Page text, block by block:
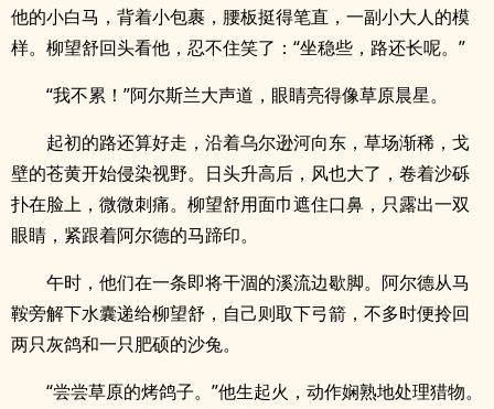
他的小白马，背着小包裹，腰板挺得笔直，一副小大人的模
样。柳望舒回头看他，忍不住笑了：“坐稳些，路还长呢。”
“我不累！”阿尔斯兰大声道，眼睛亮得像草原晨星。
起初的路还算好走，沿着乌尔逊河向东，草场渐稀，戈
壁的苍黄开始侵染视野。日头升高后，风也大了，卷着沙砾
扑在脸上，微微刺痛。柳望舒用面巾遮住口鼻，只露出一双
眼睛，紧跟着阿尔德的马蹄印。
午时，他们在一条即将干涸的溪流边歇脚。阿尔德从马
鞍旁解下水囊递给柳望舒，自己则取下弓箭，不多时便拎回
两只灰鸽和一只肥硕的沙兔。
“尝尝草原的烤鸽子。”他生起火，动作娴熟地处理猎物。